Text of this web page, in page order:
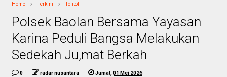
Home Terkini Tolitoli
Polsek Baolan Bersama Yayasan
Karina Peduli Bangsa Melakukan
Sedekah Ju,mat Berkah
0 radar nusantara Jumat, 01 Mei 2026